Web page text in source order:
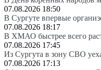
07.08.2026 18:50
В Сургуте впервые
07.08.2026 18:17
В ХМАО быстрее всего
07.08.2026 17:45
Из Сургута в зону СВО
07.08.2026 17:13